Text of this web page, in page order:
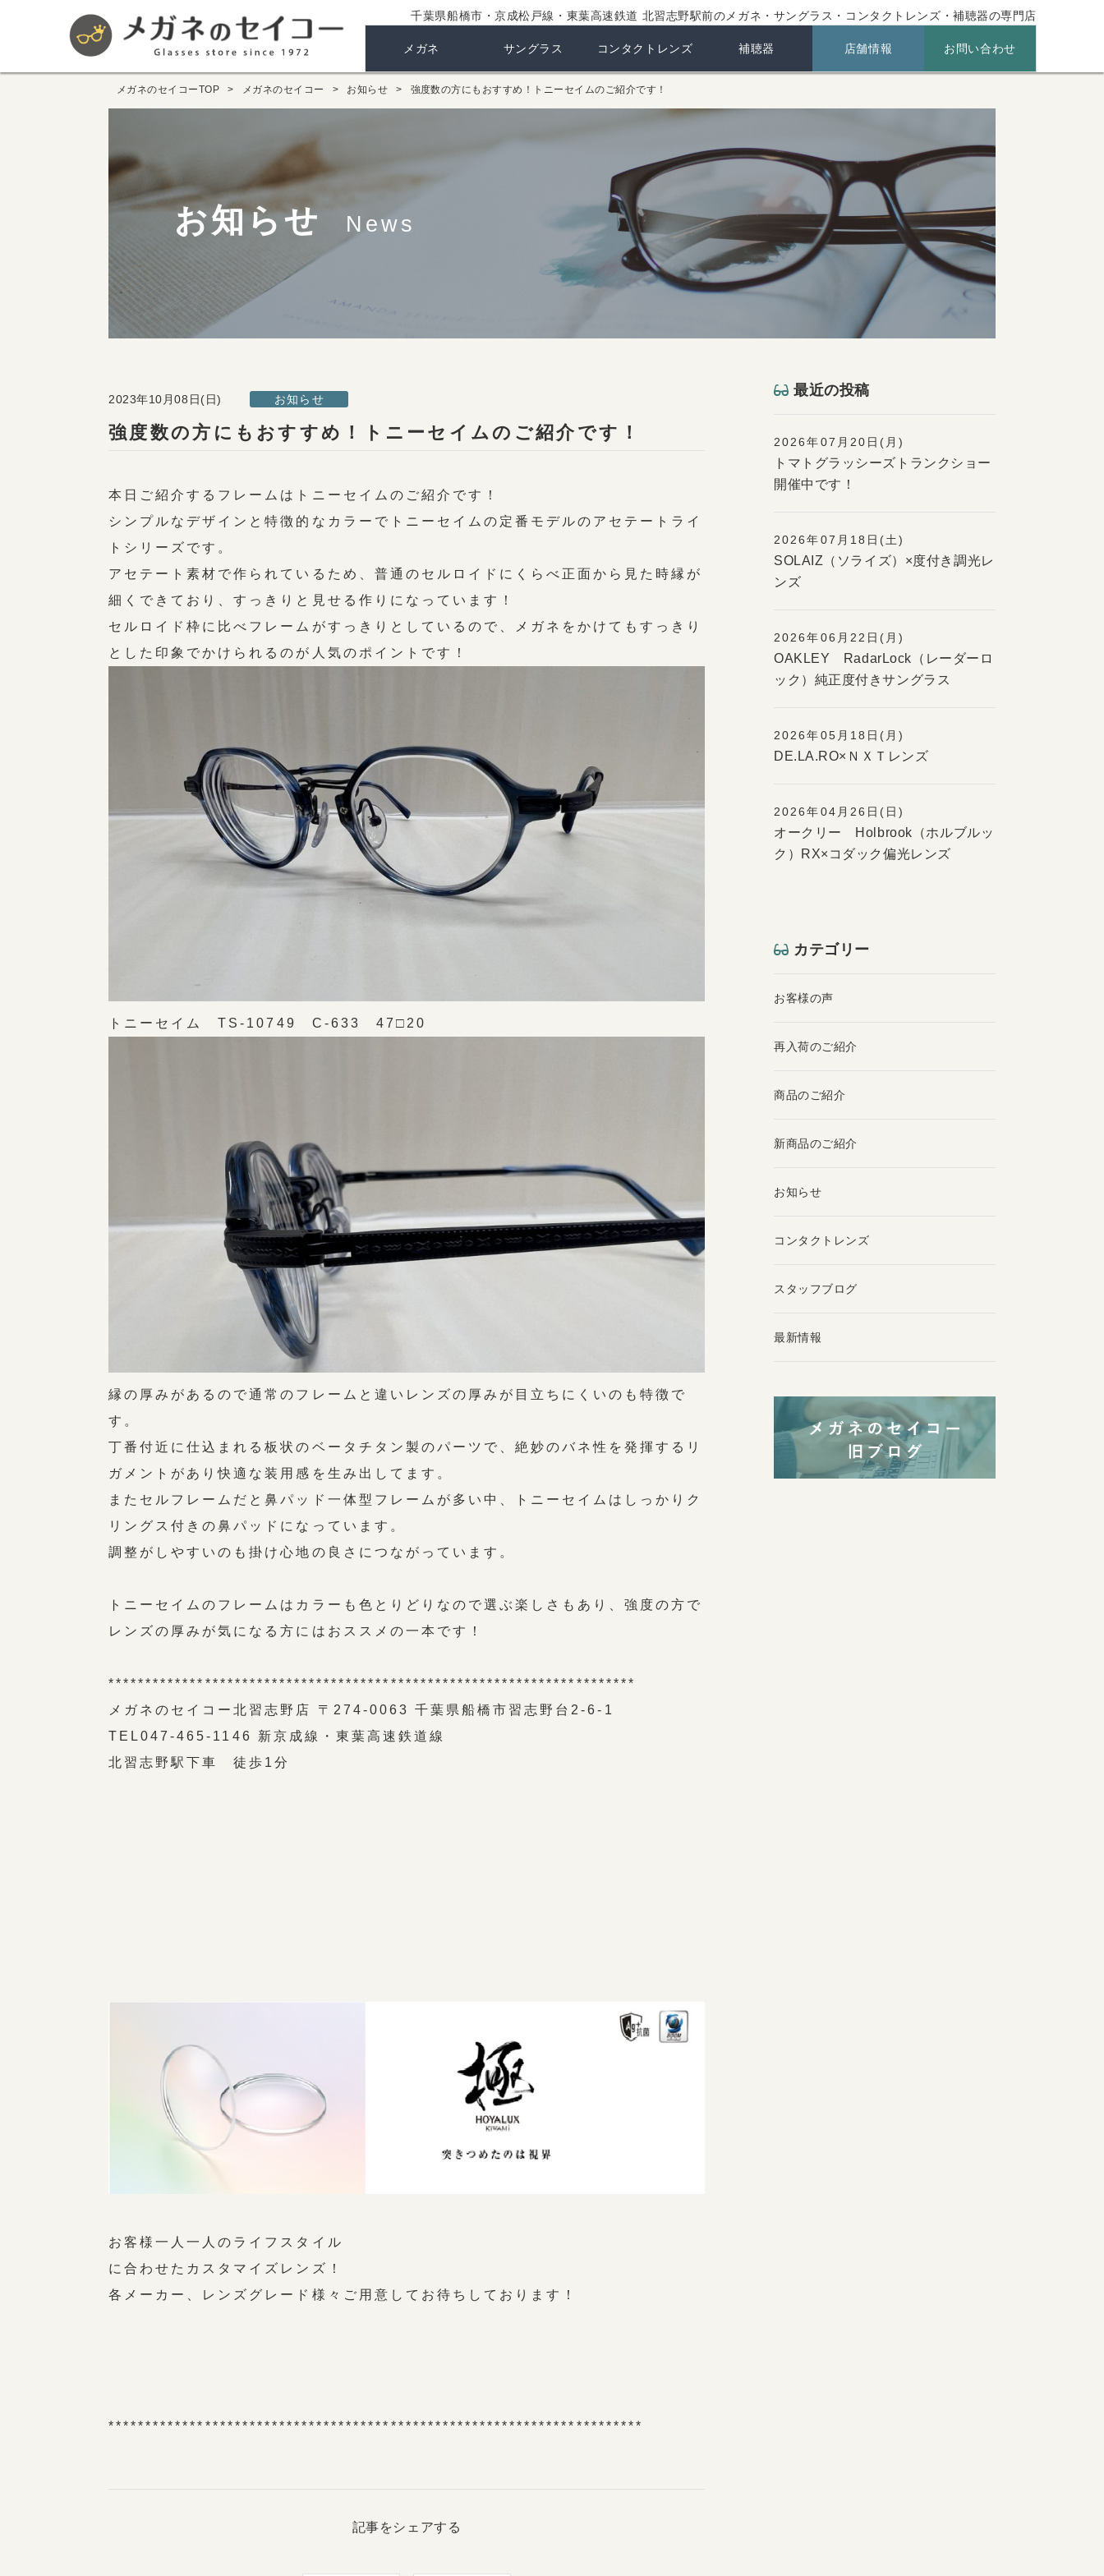
千葉県船橋市・京成松戸線・東葉高速鉄道 北習志野駅前のメガネ・サングラス・コンタクトレンズ・補聴器の専門店
メガネ サングラス コンタクトレンズ 補聴器 店舗情報 お問い合わせ
メガネのセイコーTOP メガネのセイコー お知らせ 強度数の方にもおすすめ！トニーセイムのご紹介です！
お知らせ News
強度数の方にもおすすめ！トニーセイムのご紹介です！
2023年10月08日(日) お知らせ
本日ご紹介するフレームはトニーセイムのご紹介です！
シンプルなデザインと特徴的なカラーでトニーセイムの定番モデルのアセテートライ
トシリーズです。
アセテート素材で作られているため、普通のセルロイドにくらべ正面から見た時縁が
細くできており、すっきりと見せる作りになっています！
セルロイド枠に比べフレームがすっきりとしているので、メガネをかけてもすっきり
とした印象でかけられるのが人気のポイントです！
トニーセイム TS-10749 C-633 47□20
縁の厚みがあるので通常のフレームと違いレンズの厚みが目立ちにくいのも特徴で
す。
丁番付近に仕込まれる板状のベータチタン製のパーツで、絶妙のバネ性を発揮するリ
ガメントがあり快適な装用感を生み出してます。
またセルフレームだと鼻パッド一体型フレームが多い中、トニーセイムはしっかりク
リングス付きの鼻パッドになっています。
調整がしやすいのも掛け心地の良さにつながっています。
トニーセイムのフレームはカラーも色とりどりなので選ぶ楽しさもあり、強度の方で
レンズの厚みが気になる方にはおススメの一本です！
***********************************************************************
メガネのセイコー北習志野店 〒274-0063 千葉県船橋市習志野台2-6-1
TEL047-465-1146 新京成線・東葉高速鉄道線
北習志野駅下車 徒歩1分
お客様一人一人のライフスタイル
に合わせたカスタマイズレンズ！
各メーカー、レンズグレード様々ご用意してお待ちしております！
************************************************************************
記事をシェアする
最近の投稿
2026年07月20日(月)
トマトグラッシーズトランクショー
開催中です！
2026年07月18日(土)
SOLAIZ（ソライズ）×度付き調光レ
ンズ
2026年06月22日(月)
OAKLEY RadarLock（レーダーロ
ック）純正度付きサングラス
2026年05月18日(月)
DE.LA.RO×ＮＸＴレンズ
2026年04月26日(日)
オークリー Holbrook（ホルブルッ
ク）RX×コダック偏光レンズ
カテゴリー
お客様の声
再入荷のご紹介
商品のご紹介
新商品のご紹介
お知らせ
コンタクトレンズ
スタッフブログ
最新情報